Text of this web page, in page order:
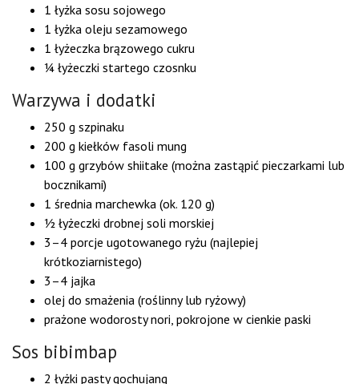
1 łyżka sosu sojowego
1 łyżka oleju sezamowego
1 łyżeczka brązowego cukru
¼ łyżeczki startego czosnku
Warzywa i dodatki
250 g szpinaku
200 g kiełków fasoli mung
100 g grzybów shiitake (można zastąpić pieczarkami lub
bocznikami)
1 średnia marchewka (ok. 120 g)
½ łyżeczki drobnej soli morskiej
3–4 porcje ugotowanego ryżu (najlepiej
krótkoziarnistego)
3–4 jajka
olej do smażenia (roślinny lub ryżowy)
prażone wodorosty nori, pokrojone w cienkie paski
Sos bibimbap
2 łyżki pasty gochujang